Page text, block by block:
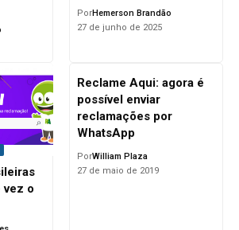
PorHemerson Brandão
27 de junho de 2025
vez o
Reclame Aqui: agora é
possível enviar
reclamações por
WhatsApp
PorWilliam Plaza
27 de maio de 2019